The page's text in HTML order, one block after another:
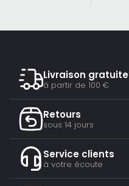
Livraison gratuite
à partir de 100 €
Retours
sous 14 jours
Service clients
à votre écoute